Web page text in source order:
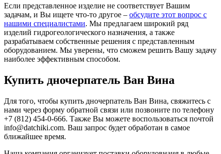
Если представленное изделие не соответствует Вашим
задачам, и Вы ищете что-то другое – обсудите этот вопрос с
нашими специалистами. Мы предлагаем широкий ряд
изделий гидрогеологического назначения, а также
разрабатываем собственные решения с представленным
оборудованием. Мы уверены, что сможем решить Вашу задачу
наиболее эффективным способом.
Купить дночерпатель Ван Вина
Для того, чтобы купить дночерпатель Ван Вина, свяжитесь с
нами через форму обратной связи или позвоните по телефону
+7 (812) 454-0-666. Также Вы можете воспользоваться почтой
info@datchiki.com. Ваш запрос будет обработан в самое
ближайшее время.